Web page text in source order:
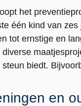
het
één kind van
tot ernstige en
diverse
biedt.
en